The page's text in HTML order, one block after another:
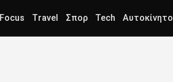
Focus Travel Σπορ Tech Αυτοκίνητο